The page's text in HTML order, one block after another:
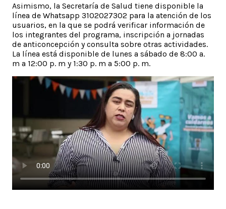
Asimismo, la Secretaría de Salud tiene disponible la
línea de Whatsapp 3102027302 para la atención de los
usuarios, en la que se podrá verificar información de
los integrantes del programa, inscripción a jornadas
de anticoncepción y consulta sobre otras actividades.
La línea está disponible de lunes a sábado de 8:00 a.
m a 12:00 p. m y 1:30 p. m a 5:00 p. m.